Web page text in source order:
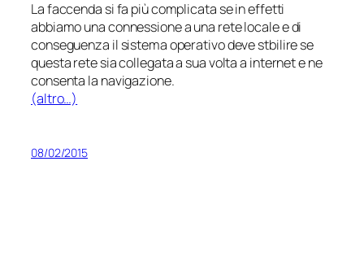
La faccenda si fa più complicata se in effetti
abbiamo una connessione a una rete locale e di
conseguenza il sistema operativo deve stbilire se
questa rete sia collegata a sua volta a internet e ne
consenta la navigazione.
(altro…)
08/02/2015